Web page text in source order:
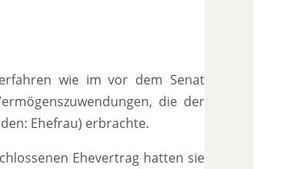
wie im vor dem Senat
die der
Ehefrau) erbrachte.
Ehevertrag hatten sie